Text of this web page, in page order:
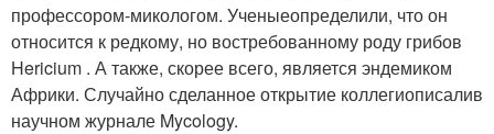
профессором-микологом. Ученыеопределили, что он
относится к редкому, но востребованному роду грибов
Hericium . А также, скорее всего, является эндемиком
Африки. Случайно сделанное открытие коллегиописалив
научном журнале Mycology.